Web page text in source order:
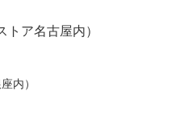
ア名古屋内）
内）